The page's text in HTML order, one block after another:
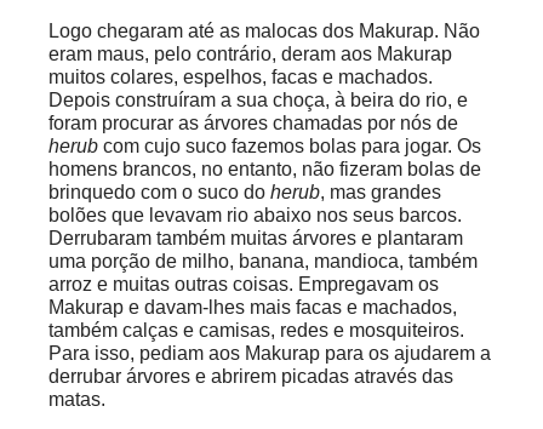
Logo chegaram até as malocas dos Makurap. Não
eram maus, pelo contrário, deram aos Makurap
muitos colares, espelhos, facas e machados.
Depois construíram a sua choça, à beira do rio, e
foram procurar as árvores chamadas por nós de
herub com cujo suco fazemos bolas para jogar. Os
homens brancos, no entanto, não fizeram bolas de
brinquedo com o suco do herub, mas grandes
bolões que levavam rio abaixo nos seus barcos.
Derrubaram também muitas árvores e plantaram
uma porção de milho, banana, mandioca, também
arroz e muitas outras coisas. Empregavam os
Makurap e davam-lhes mais facas e machados,
também calças e camisas, redes e mosquiteiros.
Para isso, pediam aos Makurap para os ajudarem a
derrubar árvores e abrirem picadas através das
matas.